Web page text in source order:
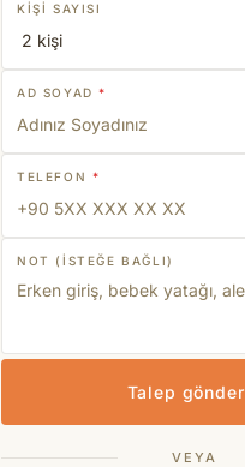
KIŞI SAYISI
AD SOYAD*
TELEFON *
NOT (ISTEĞE BAĞLI)
Talep gönder
VEYA